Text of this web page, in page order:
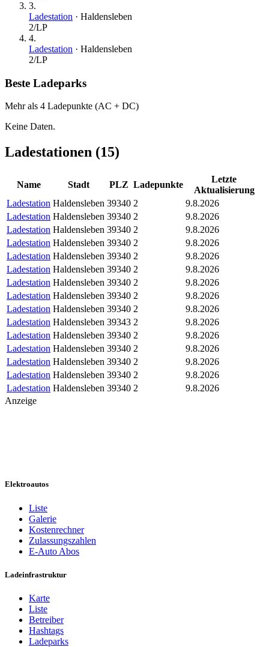
3.
Ladestation · Haldensleben
2/LP
4.
Ladestation · Haldensleben
2/LP
Beste Ladeparks
Mehr als 4 Ladepunkte (AC + DC)
Keine Daten.
Ladestationen (15)
Name Stadt PLZ Ladepunkte
Letzte
Aktualisierung
Ladestation Haldensleben 39340 2
9.8.2026
Ladestation Haldensleben 39340 2
9.8.2026
Ladestation Haldensleben 39340 2
9.8.2026
Ladestation Haldensleben 39340 2
9.8.2026
Ladestation Haldensleben 39340 2
9.8.2026
Ladestation Haldensleben 39340 2
9.8.2026
Ladestation Haldensleben 39340 2
9.8.2026
Ladestation Haldensleben 39340 2
9.8.2026
Ladestation Haldensleben 39340 2
9.8.2026
Ladestation Haldensleben 39343 2
9.8.2026
Ladestation Haldensleben 39340 2
9.8.2026
Ladestation Haldensleben 39340 2
9.8.2026
Ladestation Haldensleben 39340 2
9.8.2026
Ladestation Haldensleben 39340 2
9.8.2026
Ladestation Haldensleben 39340 2
9.8.2026
Anzeige
Elektroautos
Liste
Galerie
Kostenrechner
Zulassungszahlen
E-Auto Abos
Ladeinfrastruktur
Karte
Liste
Betreiber
Hashtags
Ladeparks